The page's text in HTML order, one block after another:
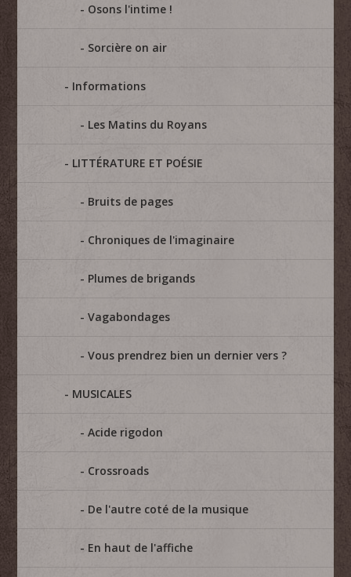
Osons l'intime !
Sorcière on air
Informations
Les Matins du Royans
LITTÉRATURE ET POÉSIE
Bruits de pages
Chroniques de l'imaginaire
Plumes de brigands
Vagabondages
Vous prendrez bien un dernier vers ?
MUSICALES
Acide rigodon
Crossroads
De l'autre coté de la musique
En haut de l'affiche